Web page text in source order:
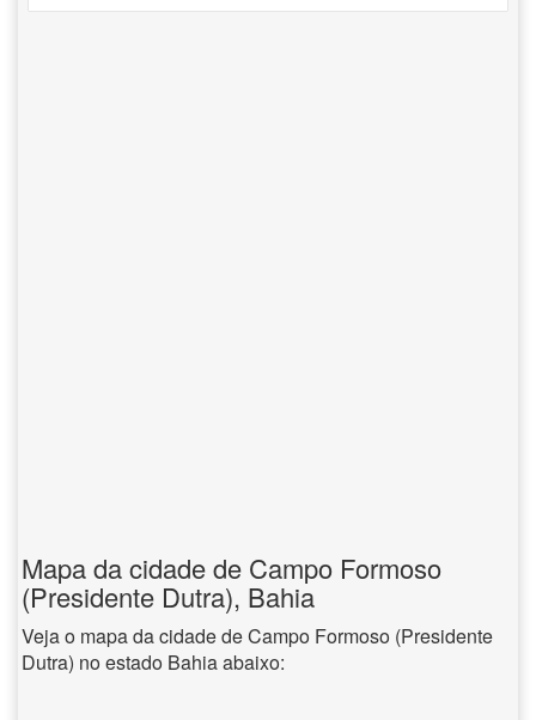
Mapa da cidade de Campo Formoso
(Presidente Dutra), Bahia
Veja o mapa da cidade de Campo Formoso (Presidente
Dutra) no estado Bahia abaixo: